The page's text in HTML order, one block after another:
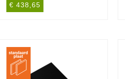
€ 438,65